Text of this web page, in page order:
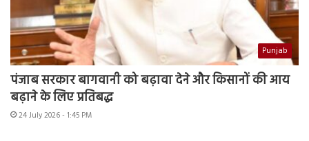
Punjab
पंजाब सरकार बागवानी को बढ़ावा देने और किसानों की आय
बढ़ाने के लिए प्रतिबद्ध
24 July 2026 - 1:45 PM